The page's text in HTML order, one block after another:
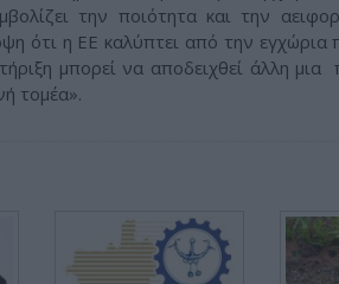
την ποιότητα και την
ότι η ΕΕ καλύπτει από την εγχώρια
μπορεί να αποδειχθεί άλλη μια
τομέα».